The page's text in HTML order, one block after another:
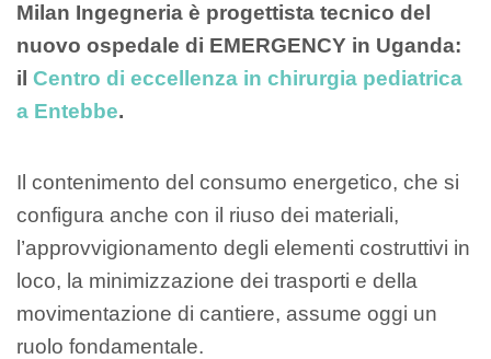
Milan Ingegneria è progettista tecnico del
nuovo ospedale di EMERGENCY in Uganda:
il Centro di eccellenza in chirurgia pediatrica
a Entebbe.
Il contenimento del consumo energetico, che si
configura anche con il riuso dei materiali,
l’approvvigionamento degli elementi costruttivi in
loco, la minimizzazione dei trasporti e della
movimentazione di cantiere, assume oggi un
ruolo fondamentale.